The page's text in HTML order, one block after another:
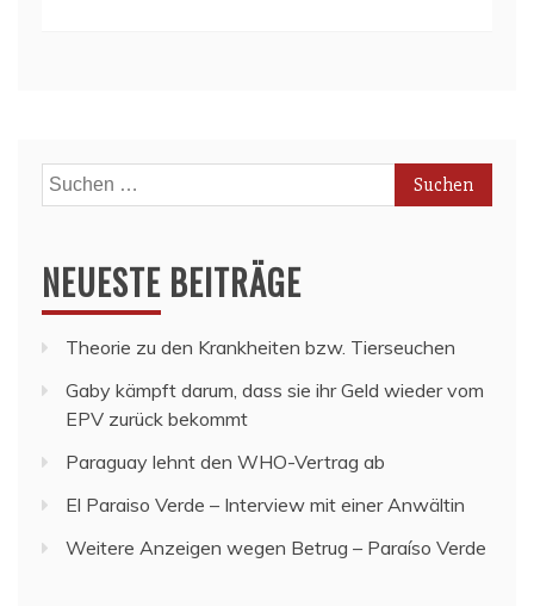
Suchen
nach:
NEUESTE BEITRÄGE
Theorie zu den Krankheiten bzw. Tierseuchen
Gaby kämpft darum, dass sie ihr Geld wieder vom
EPV zurück bekommt
Paraguay lehnt den WHO-Vertrag ab
El Paraiso Verde – Interview mit einer Anwältin
Weitere Anzeigen wegen Betrug – Paraíso Verde